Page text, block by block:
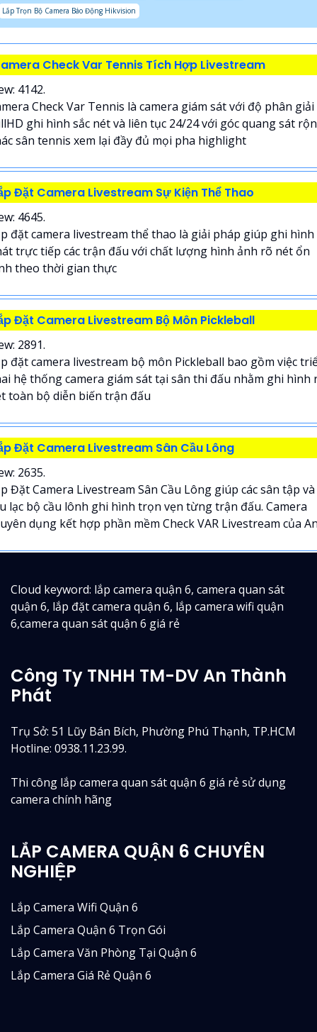
Lắp Trọn Bộ Camera Báo Động Hikvision
Check Var Tennis Tích Hợp Livestream
4142.
Check Var Tennis là camera giám sát với độ phân giải
ghi hình sắc nét và liên tục 24/24 với góc quang sát
sân tennis xem lại đầy đủ mọi pha highlight
Đặt Camera Livestream Sự Kiện Thể Thao
4645.
đặt camera livestream thể thao là giải pháp giúp ghi hình
trực tiếp các trận đấu với chất lượng hình ảnh rõ nét ổn
theo thời gian thực
Đặt Camera Livestream Bộ Môn Pickleball
2891.
đặt camera livestream bộ môn Pickleball bao gồm việc
hệ thống camera giám sát tại sân thi đấu nhằm ghi hình
toàn bộ diễn biến trận đấu
Đặt Camera Livestream Sân Cầu Lông
2635.
Đặt Camera Livestream Sân Cầu Lông giúp các sân tập và
lạc bộ cầu lônh ghi hình trọn vẹn từng trận đấu. Camera
dụng kết hợp phần mềm Check VAR Livestream của
Cloud keyword: lắp camera quận 6, camera quan sát
quận 6, lắp đặt camera quận 6, lắp camera wifi quận
6,camera quan sát quận 6 giá rẻ
Công Ty TNHH TM-DV An Thành
Phát
Trụ Sở: 51 Lũy Bán Bích, Phường Phú Thạnh, TP.HCM
Hotline: 0938.11.23.99.
Thi công lắp camera quan sát quận 6 giá rẻ sử dụng
camera chính hãng
LẮP CAMERA QUẬN 6 CHUYÊN
NGHIỆP
Lắp Camera Wifi Quận 6
Lắp Camera Quận 6 Trọn Gói
Lắp Camera Văn Phòng Tại Quận 6
Lắp Camera Giá Rẻ Quận 6